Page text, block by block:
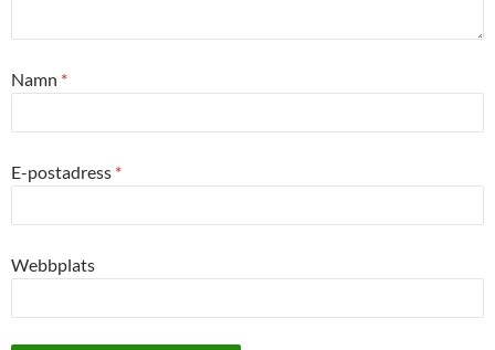
Namn *
E-postadress *
Webbplats